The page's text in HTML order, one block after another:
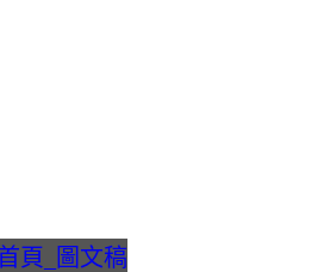
頁_圖文稿